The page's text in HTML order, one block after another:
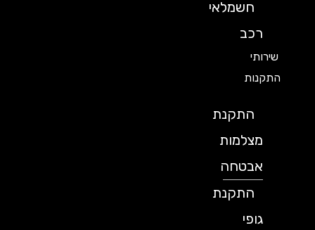
חשמלאי
שירותי
התקנות
התקנת
מצלמות
אבטחה
התקנת